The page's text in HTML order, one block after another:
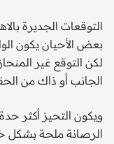
التوقعات الجديرة
بعض الأحيان يكون
لكن التوقع غير
الجانب أو ذاك من
ويكون التحيز أكثر
الرصانة ملحة بشكل